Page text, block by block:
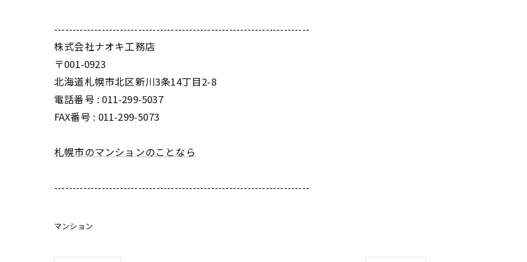
----------------------------------------------------------------------
株式会社ナオキ工務店
〒001-0923
北海道札幌市北区新川3条14丁目2-8
電話番号 : 011-299-5037
FAX番号 : 011-299-5073
札幌市のマンションのことなら
----------------------------------------------------------------------
マンション